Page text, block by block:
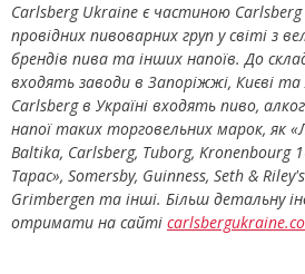
Carlsberg Ukraine є частиною Carlsberg
провідних пивоварних груп у світі з
брендів пива та інших напоїв. До
входять заводи в Запоріжжі, Києві
Carlsberg в Україні входять пиво,
напої таких торговельних марок, як
Baltika, Carlsberg, Tuborg, Kronenbourg
Тарас», Somersby, Guinness, Seth &
Grimbergen та інші. Більш детальну
отримати на сайті